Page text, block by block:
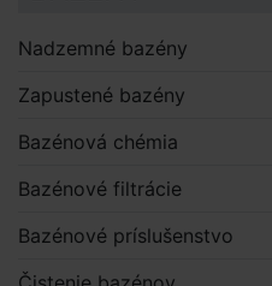
Nadzemné bazény
Zapustené bazény
Bazénová chémia
Bazénové filtrácie
Bazénové príslušenstvo